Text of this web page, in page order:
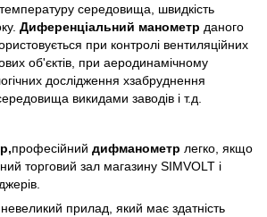
температуру середовища, швидкість
Диференціальний манометр даного
при контролі вентиляційних
об'єктів, при аеродинамічному
дослідження хзабруднення
викидами заводів і т.д.
професійний дифманометр легко, якщо
торговий зал магазину SIMVOLT і
прилад, який має здатність